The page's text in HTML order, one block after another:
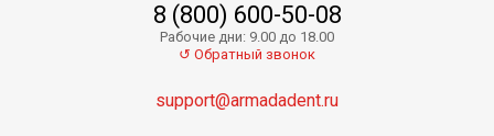
8 (800) 600-50-08
Рабочие дни: 9.00 до 18.00
↺ Обратный звонок
support@armadadent.ru